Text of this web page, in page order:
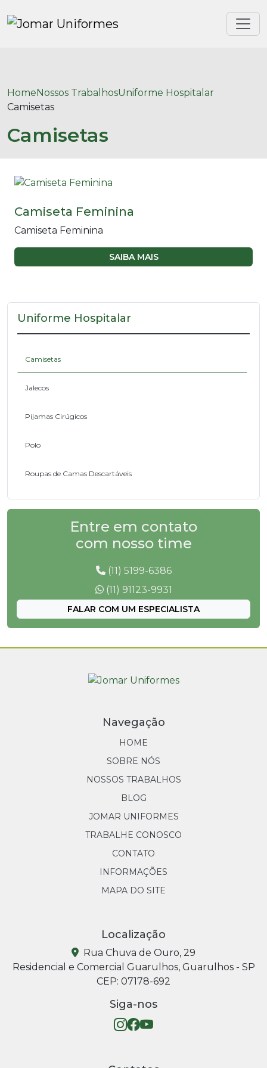
HomeNossos TrabalhosUniforme Hospitalar
Camisetas
Camisetas
Camiseta Feminina
Camiseta Feminina
SAIBA MAIS
Uniforme Hospitalar
Camisetas
Jalecos
Pijamas Cirúgicos
Polo
Roupas de Camas Descartáveis
Entre em contato
com nosso time
(11) 5199-6386
(11) 91123-9931
FALAR COM UM ESPECIALISTA
Navegação
HOME
SOBRE NÓS
NOSSOS TRABALHOS
BLOG
JOMAR UNIFORMES
TRABALHE CONOSCO
CONTATO
INFORMAÇÕES
MAPA DO SITE
Localização
Rua Chuva de Ouro, 29
Residencial e Comercial Guarulhos, Guarulhos - SP
CEP: 07178-692
Siga-nos